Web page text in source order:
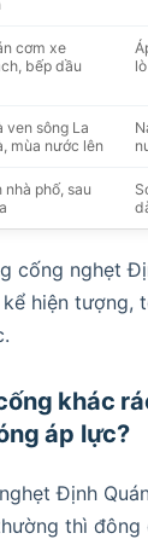
cơm xe
bếp dầu
ven sông La
mùa nước lên
nhà phố, sau
cống nghẹt
hiện tượng,
khác
áp lực?
Định
thì đông